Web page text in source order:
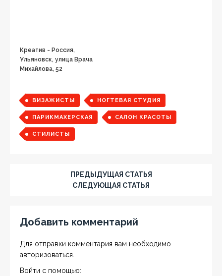
Креатив - Россия,
Ульяновск, улица Врача
Михайлова, 52
ВИЗАЖИСТЫ НОГТЕВАЯ СТУДИЯ
ПАРИКМАХЕРСКАЯ САЛОН КРАСОТЫ
СТИЛИСТЫ
ПРЕДЫДУЩАЯ СТАТЬЯ
СЛЕДУЮЩАЯ СТАТЬЯ
Добавить комментарий
Для отправки комментария вам необходимо
авторизоваться
Войти с помощью: